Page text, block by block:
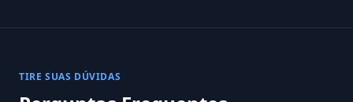
TIRE SUAS DÚVIDAS